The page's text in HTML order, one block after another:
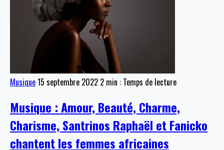
Musique15 septembre 2022 2 min : Temps de lecture
Musique : Amour, Beauté, Charme,
Charisme, Santrinos Raphaël et Fanicko
chantent les femmes africaines